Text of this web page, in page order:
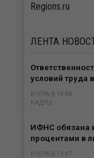
Regions.ru
ЛЕНТА
условий труда
ВЧЕРА В 14:48
КАДРЫ
ИФНС обязана
процентами в
ВЧЕРА В 13:47